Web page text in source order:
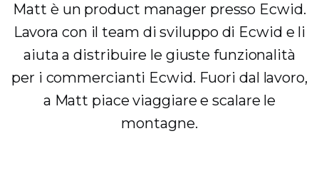
Matt è un product manager presso Ecwid.
Lavora con il team di sviluppo di Ecwid e li
aiuta a distribuire le giuste funzionalità
per i commercianti Ecwid. Fuori dal lavoro,
a Matt piace viaggiare e scalare le
montagne.